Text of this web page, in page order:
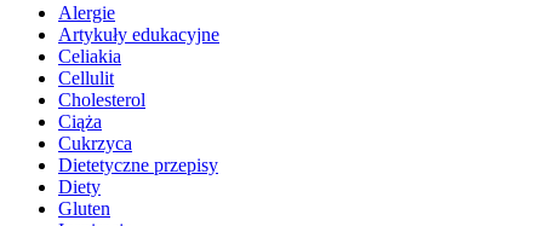
Alergie
Artykuły edukacyjne
Celiakia
Cellulit
Cholesterol
Ciąża
Cukrzyca
Dietetyczne przepisy
Diety
Gluten